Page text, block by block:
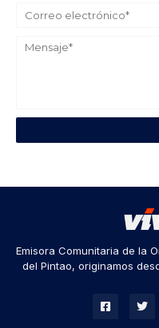
Emisora Comunitaria de la
del Pintao, originamos